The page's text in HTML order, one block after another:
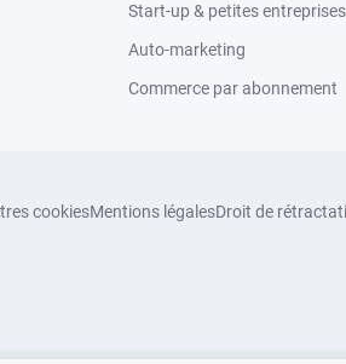
Start-up & petites entreprises
Auto-marketing
Commerce par abonnement
cookiesMentions légalesDroit de